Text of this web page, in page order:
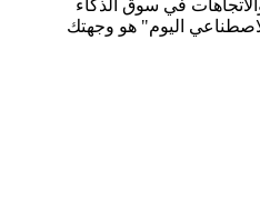
في سوق الذكاء
اليوم" هو وجهتك